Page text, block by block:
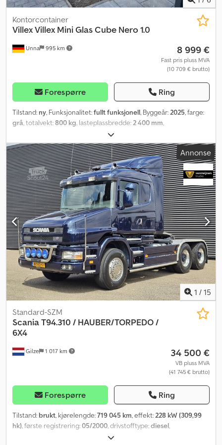
Unna 995 km
Kontorcontainer
VillexVillex Mini Glas Cube Nero 1.0
8 999 €
Fast pris pluss MVA
(10 709 € brutto)
Forespørre Ring
Tilstand: ny, Funksjonalitet:fullt funksjonell, Byggeår:2025, farge:
grå, totalvekt:800 kg, lasteplassbredde:2 400 mm,
, lasteromshøyde:
belysning,
Annonse
1 / 15
Gilze 1 017 km
Standard-SZM
ScaniaT94.310 / HAUBER/TORPEDO /
6X4
34 500 €
VB pluss MVA
(41 745 € brutto)
Forespørre Ring
Tilstand: brukt, kjørelengde:719 045 km, effekt:228 kW (309,99
hk), første registrering:05/2000, drivstofftype:diesel,
, akselkonfigurasjon: